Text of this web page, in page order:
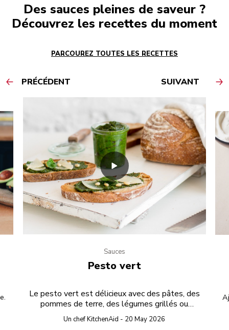
Des sauces pleines de saveur ?
Découvrez les recettes du moment
PARCOUREZ TOUTES LES RECETTES
PRÉCÉDENT SUIVANT
Sauces
Pesto vert
Le pesto vert est délicieux avec des pâtes, des
pommes de terre, des légumes grillés ou
simplement tartiné sur du pain grillé.
Un chef KitchenAid - 20 May 2026